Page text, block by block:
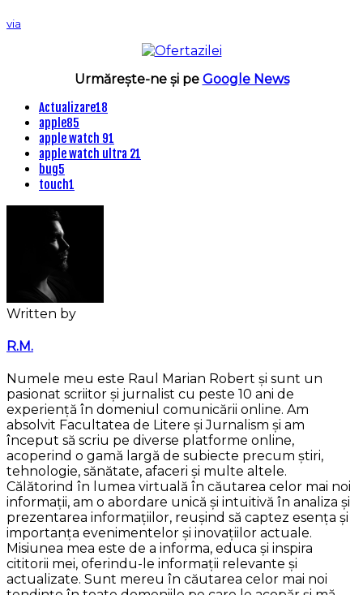
via
Urmărește-ne și pe Google News
Actualizare18
apple85
apple watch 91
apple watch ultra 21
bug5
touch1
Written by
R.M.
Numele meu este Raul Marian Robert și sunt un
pasionat scriitor și jurnalist cu peste 10 ani de
experiență în domeniul comunicării online. Am
absolvit Facultatea de Litere și Jurnalism și am
început să scriu pe diverse platforme online,
acoperind o gamă largă de subiecte precum știri,
tehnologie, sănătate, afaceri și multe altele.
Călătorind în lumea virtuală în căutarea celor mai noi
informații, am o abordare unică și intuitivă în analiza și
prezentarea informațiilor, reușind să captez esența și
importanța evenimentelor și inovațiilor actuale.
Misiunea mea este de a informa, educa și inspira
cititorii mei, oferindu-le informații relevante și
actualizate. Sunt mereu în căutarea celor mai noi